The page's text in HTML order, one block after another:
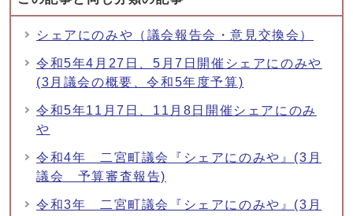
シェアにのみや（議会報告会・意見交換会）
令和5年4月27日、5月7日開催シェアにのみや
(3月議会の概要、令和5年度予算)
令和5年11月7日、11月8日開催シェアにのみ
や
令和4年 二宮町議会『シェアにのみや』(3月
議会 予算審査報告)
令和3年 二宮町議会『シェアにのみや』(3月